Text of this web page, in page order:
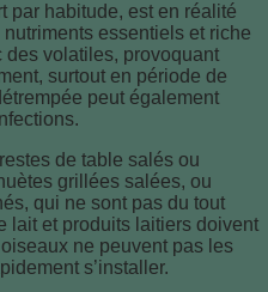
par habitude, est en réalité
essentiels et riche
des volatiles, provoquant
surtout en période de
peut également
de table salés ou
grillées salées, ou
qui ne sont pas du tout
lait et produits laitiers doivent
ne peuvent pas les
s’installer.